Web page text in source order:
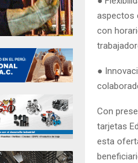
aspectos
con
●
Con
tarjetas
esta